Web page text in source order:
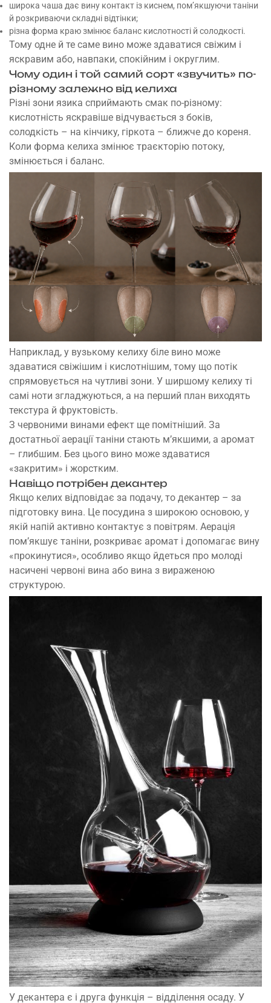
широка чаша дає вину контакт із киснем, пом’якшуючи таніни
й розкриваючи складні відтінки;
різна форма краю змінює баланс кислотності й солодкості.
Тому одне й те саме вино може здаватися свіжим і
яскравим або, навпаки, спокійним і округлим.
Чому один і той самий сорт «звучить» по-
різному залежно від келиха
Різні зони язика сприймають смак по-різному:
кислотність яскравіше відчувається з боків,
солодкість – на кінчику, гіркота – ближче до кореня.
Коли форма келиха змінює траєкторію потоку,
змінюється і баланс.
Наприклад, у вузькому келиху біле вино може
здаватися свіжішим і кислотнішим, тому що потік
спрямовується на чутливі зони. У ширшому келиху ті
самі ноти згладжуються, а на перший план виходять
текстура й фруктовість.
З червоними винами ефект ще помітніший. За
достатньої аерації таніни стають м’якшими, а аромат
– глибшим. Без цього вино може здаватися
«закритим» і жорстким.
Навіщо потрібен декантер
Якщо келих відповідає за подачу, то декантер – за
підготовку вина. Це посудина з широкою основою, у
якій напій активно контактує з повітрям. Аерація
пом’якшує таніни, розкриває аромат і допомагає вину
«прокинутися», особливо якщо йдеться про молоді
насичені червоні вина або вина з вираженою
структурою.
У декантера є і друга функція – відділення осаду. У